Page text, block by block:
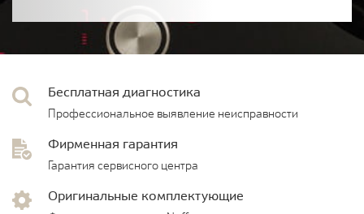
Бесплатная диагностика
Профессиональное выявление неисправности
Фирменная гарантия
Гарантия сервисного центра
Оригинальные комплектующие